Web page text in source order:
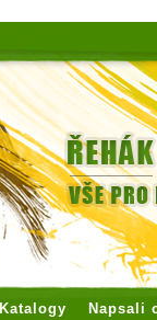
Katalogy Napsali